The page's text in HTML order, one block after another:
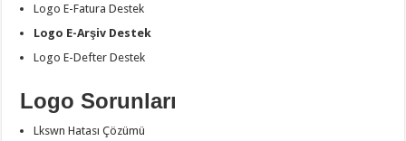
Logo E-Fatura Destek
Logo E-Arşiv Destek
Logo E-Defter Destek
Logo Sorunları
Lkswn Hatası Çözümü